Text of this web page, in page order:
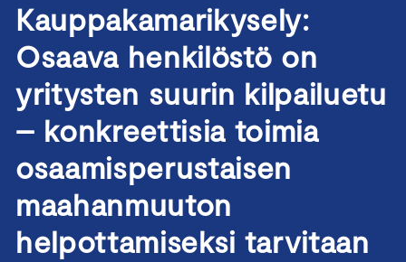
Kauppakamarikysely:
Osaava henkilöstö on
yritysten suurin kilpailuetu
– konkreettisia toimia
osaamisperustaisen
maahanmuuton
helpottamiseksi tarvitaan